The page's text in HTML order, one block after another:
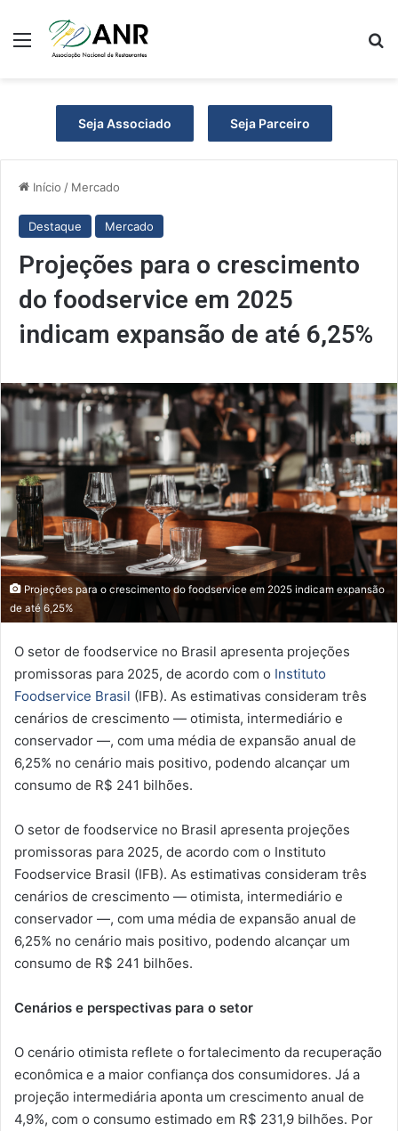
Menu
Seja Associado Seja Parceiro
Início / Mercado
Destaque Mercado
Projeções para o crescimento
do foodservice em 2025
indicam expansão de até 6,25%
Projeções para o crescimento do foodservice em 2025 indicam expansão
de até 6,25%
O setor de foodservice no Brasil apresenta projeções
promissoras para 2025, de acordo com o Instituto
Foodservice Brasil (IFB). As estimativas consideram três
cenários de crescimento — otimista, intermediário e
conservador —, com uma média de expansão anual de
6,25% no cenário mais positivo, podendo alcançar um
consumo de R$ 241 bilhões.
O setor de foodservice no Brasil apresenta projeções
promissoras para 2025, de acordo com o Instituto
Foodservice Brasil (IFB). As estimativas consideram três
cenários de crescimento — otimista, intermediário e
conservador —, com uma média de expansão anual de
6,25% no cenário mais positivo, podendo alcançar um
consumo de R$ 241 bilhões.
Cenários e perspectivas para o setor
O cenário otimista reflete o fortalecimento da recuperação
econômica e a maior confiança dos consumidores. Já a
projeção intermediária aponta um crescimento anual de
4,9%, com o consumo estimado em R$ 231,9 bilhões. Por